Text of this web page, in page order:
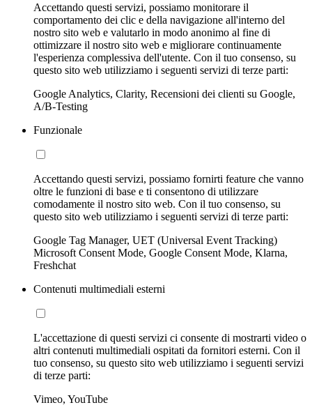
Accettando questi servizi, possiamo monitorare il
comportamento dei clic e della navigazione all'interno del
nostro sito web e valutarlo in modo anonimo al fine di
ottimizzare il nostro sito web e migliorare continuamente
l'esperienza complessiva dell'utente. Con il tuo consenso, su
questo sito web utilizziamo i seguenti servizi di terze parti:
Google Analytics, Clarity, Recensioni dei clienti su Google,
A/B-Testing
Funzionale
Accettando questi servizi, possiamo fornirti feature che vanno
oltre le funzioni di base e ti consentono di utilizzare
comodamente il nostro sito web. Con il tuo consenso, su
questo sito web utilizziamo i seguenti servizi di terze parti:
Google Tag Manager, UET (Universal Event Tracking)
Microsoft Consent Mode, Google Consent Mode, Klarna,
Freshchat
Contenuti multimediali esterni
L'accettazione di questi servizi ci consente di mostrarti video o
altri contenuti multimediali ospitati da fornitori esterni. Con il
tuo consenso, su questo sito web utilizziamo i seguenti servizi
di terze parti:
Vimeo, YouTube